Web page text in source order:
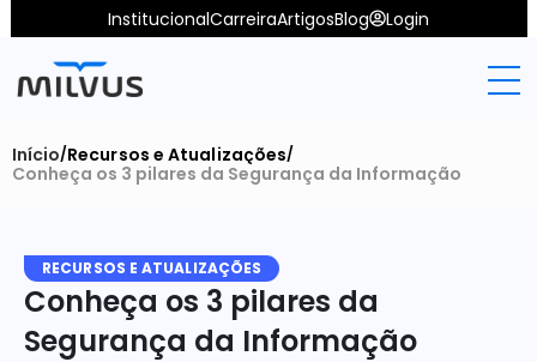
InstitucionalCarreiraArtigosBlog Login
Início/Recursos e Atualizações/
Conheça os 3 pilares da Segurança da Informação
RECURSOS E ATUALIZAÇÕES
Conheça os 3 pilares da
Segurança da Informação